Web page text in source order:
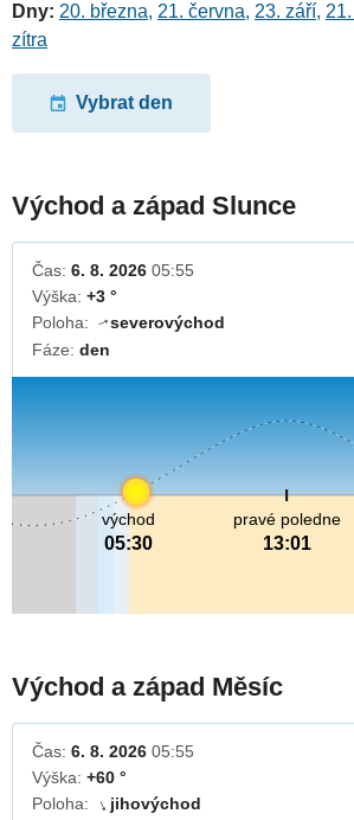
Dny: 20. března, 21. června, 23. září,
zítra
Vybrat den
Východ a západ Slunce
Čas: 6. 8. 2026 05:55
Výška: +3 °
Poloha:
↓severovýchod
Fáze: den
pravé poledne
13:01
východ
05:30
Východ a západ Měsíc
Čas: 6. 8. 2026 05:55
Výška: +60 °
Poloha:
↓ jihovýchod